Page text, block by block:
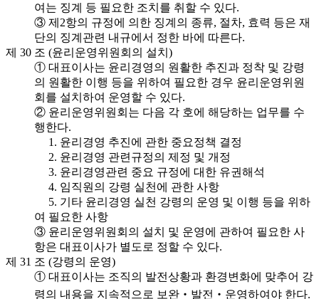
여는 징계 등 필요한 조치를 취할 수 있다.
③ 제2항의 규정에 의한 징계의 종류, 절차, 효력 등은 재
단의 징계관련 내규에서 정한 바에 따른다.
제 30 조 (윤리운영위원회의 설치)
① 대표이사는 윤리경영의 원활한 추진과 정착 및 강령
의 원활한 이행 등을 위하여 필요한 경우 윤리운영위원
회를 설치하여 운영할 수 있다.
② 윤리운영위원회는 다음 각 호에 해당하는 업무를 수
행한다.
1. 윤리경영 추진에 관한 중요정책 결정
2. 윤리경영 관련규정의 제정 및 개정
3. 윤리경영관련 중요 규정에 대한 유권해석
4. 임직원의 강령 실천에 관한 사항
5. 기타 윤리경영 실천 강령의 운영 및 이행 등을 위하
여 필요한 사항
③ 윤리운영위원회의 설치 및 운영에 관하여 필요한 사
항은 대표이사가 별도로 정할 수 있다.
제 31 조 (강령의 운영)
① 대표이사는 조직의 발전상황과 환경변화에 맞추어 강
령의 내용을 지속적으로 보완‧발전‧운영하여야 한다.